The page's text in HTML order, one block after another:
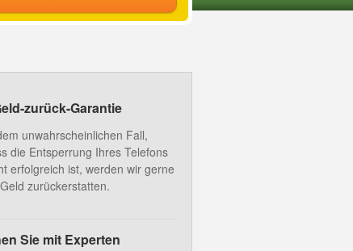
zurück-Garantie
unwahrscheinlichen Fall,
die Entsperrung Ihres Telefons
erfolgreich ist, werden wir gerne
zurückerstatten.
Sie mit Experten